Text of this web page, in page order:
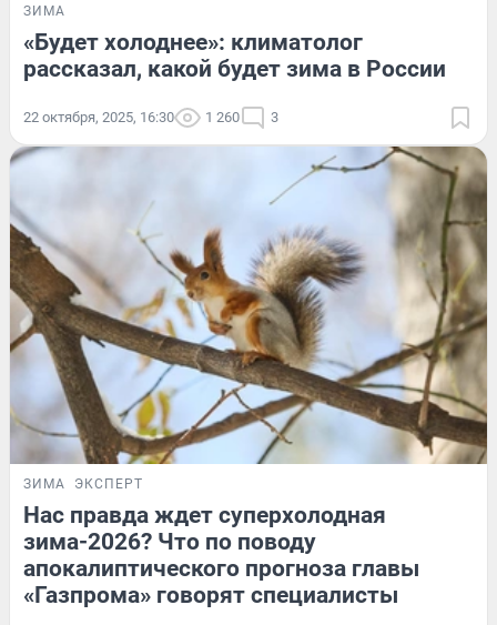
ЗИМА
«Будет холоднее»: климатолог
рассказал, какой будет зима в России
22 октября, 2025, 16:30 1 260 3
ЗИМА ЭКСПЕРТ
Нас правда ждет суперхолодная
зима-2026? Что по поводу
апокалиптического прогноза главы
«Газпрома» говорят специалисты